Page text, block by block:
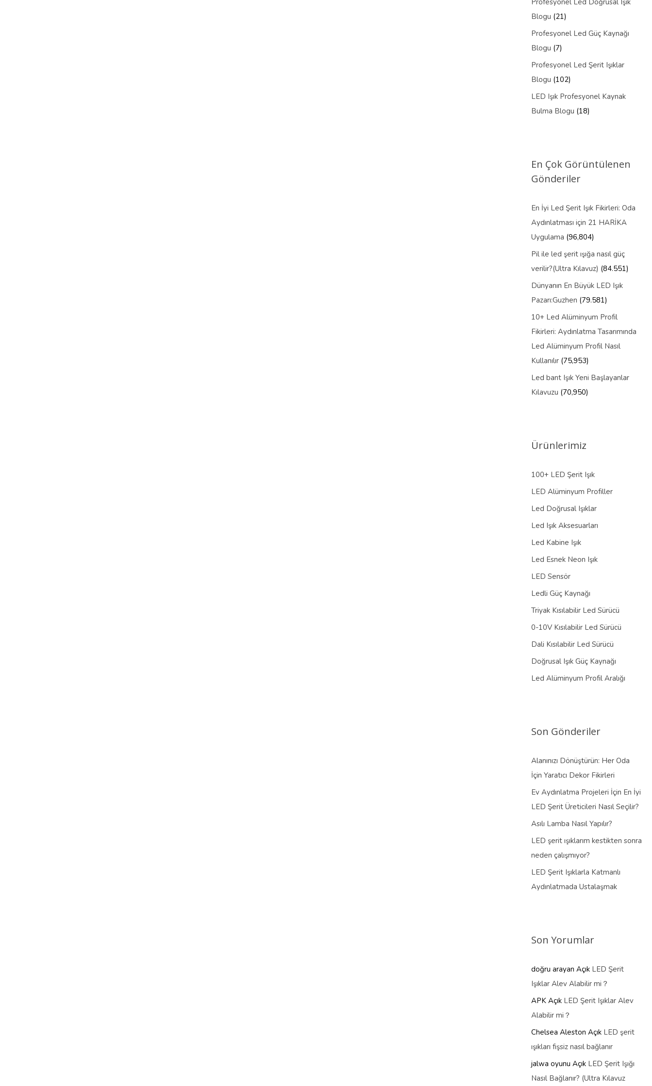
Profesyonel Led Doğrusal Işık
Blogu (21)
Profesyonel Led Güç Kaynağı
Blogu (7)
Profesyonel Led Şerit Işıklar
Blogu (102)
LED Işık Profesyonel Kaynak
Bulma Blogu (18)
En Çok Görüntülenen
Gönderiler
En İyi Led Şerit Işık Fikirleri: Oda
Aydınlatması için 21 HARİKA
Uygulama (96,804)
Pil ile led şerit ışığa nasıl güç
verilir?(Ultra Kılavuz) (84.551)
Dünyanın En Büyük LED Işık
Pazarı:Guzhen (79.581)
10+ Led Alüminyum Profil
Fikirleri: Aydınlatma Tasarımında
Led Alüminyum Profil Nasıl
Kullanılır (75,953)
Led bant Işık Yeni Başlayanlar
Kılavuzu (70,950)
Ürünlerimiz
100+ LED Şerit Işık
LED Alüminyum Profiller
Led Doğrusal Işıklar
Led Işık Aksesuarları
Led Kabine Işık
Led Esnek Neon Işık
LED Sensör
Ledli Güç Kaynağı
Triyak Kısılabilir Led Sürücü
0-10V Kısılabilir Led Sürücü
Dali Kısılabilir Led Sürücü
Doğrusal Işık Güç Kaynağı
Led Alüminyum Profil Aralığı
Son Gönderiler
Alanınızı Dönüştürün: Her Oda
İçin Yaratıcı Dekor Fikirleri
Ev Aydınlatma Projeleri İçin En İyi
LED Şerit Üreticileri Nasıl Seçilir?
Asılı Lamba Nasıl Yapılır?
LED şerit ışıklarım kestikten sonra
neden çalışmıyor?
LED Şerit Işıklarla Katmanlı
Aydınlatmada Ustalaşmak
Son Yorumlar
doğru arayan Açık LED Şerit
Işıklar Alev Alabilir mi？
APK Açık LED Şerit Işıklar Alev
Alabilir mi？
Chelsea Aleston Açık LED şerit
ışıkları fişsiz nasıl bağlanır
jalwa oyunu Açık LED Şerit Işığı
Nasıl Bağlanır? (Ultra Kılavuz